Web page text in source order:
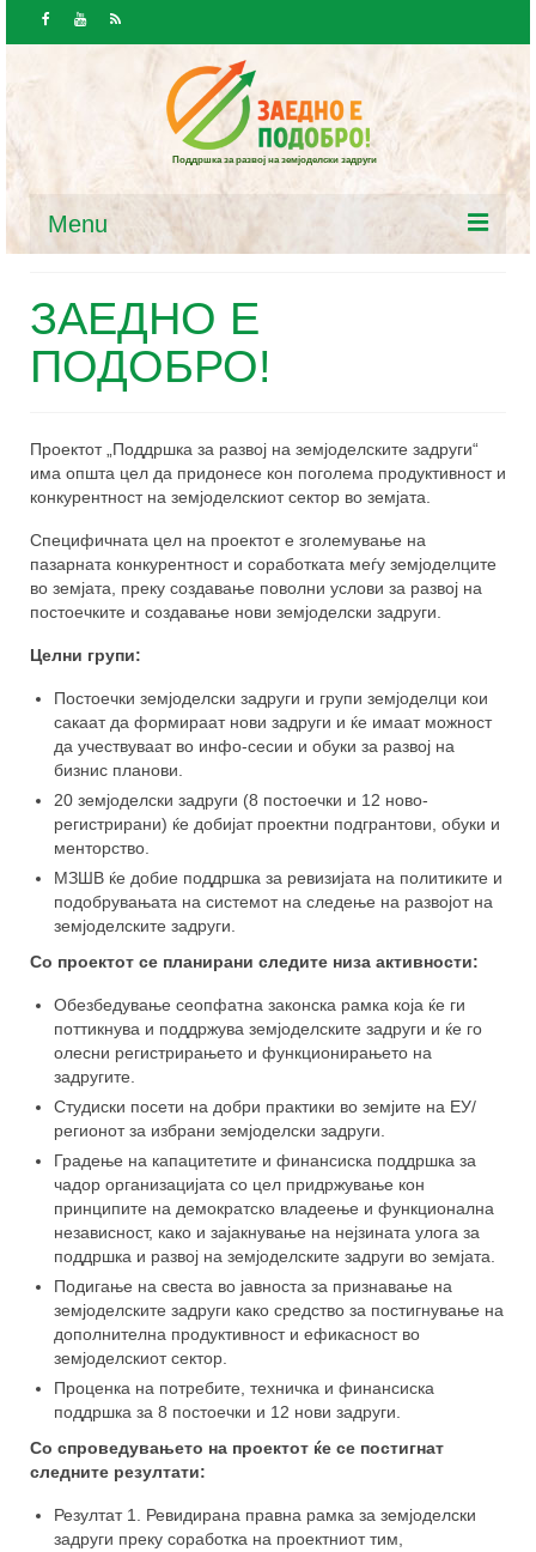
Поддршка за развој на земјоделски задруги
Menu
Вести и јавност
Вести
Ресурси
Закони и програми
Задружни принципи
Зошто ЗЗ?
Настани
За проектот
Заедно е подобро!
Правна рамка за земјоделски задруги
Зајакнати капацитети на чадор
организацијата
Зголемување на свеста за придобивки
од задругарство
Техничка и финансиска поддршка за
развој на земјоделски задруги
За спроведувачите
За тимот
Можности за поддршка
Публикации
ЧПП
Контакт
ЗАЕДНО Е
ПОДОБРО!
Проектот „Поддршка за развој на земјоделските задруги“
има општа цел да придонесе кон поголема продуктивност и
конкурентност на земјоделскиот сектор во земјата.
Специфичната цел на проектот е зголемување на
пазарната конкурентност и соработката меѓу земјоделците
во земјата, преку создавање поволни услови за развој на
постоечките и создавање нови земјоделски задруги.
Целни групи:
Постоечки земјоделски задруги и групи земјоделци кои
сакаат да формираат нови задруги и ќе имаат можност
да учествуваат во инфо-сесии и обуки за развој на
бизнис планови.
20 земјоделски задруги (8 постоечки и 12 ново-
регистрирани) ќе добијат проектни подгрантови, обуки и
менторство.
МЗШВ ќе добие поддршка за ревизијата на политиките и
подобрувањата на системот на следење на развојот на
земјоделските задруги.
Со проектот се планирани следите низа активности:
Обезбедување сеопфатна законска рамка која ќе ги
поттикнува и поддржува земјоделските задруги и ќе го
олесни регистрирањето и функционирањето на
задругите.
Студиски посети на добри практики во земјите на ЕУ/
регионот за избрани земјоделски задруги.
Градење на капацитетите и финансиска поддршка за
чадор организацијата со цел придржување кон
принципите на демократско владеење и функционална
независност, како и зајакнување на нејзината улога за
поддршка и развој на земјоделските задруги во земјата.
Подигање на свеста во јавноста за признавање на
земјоделските задруги како средство за постигнување на
дополнителна продуктивност и ефикасност во
земјоделскиот сектор.
Проценка на потребите, техничка и финансиска
поддршка за 8 постоечки и 12 нови задруги.
Со спроведувањето на проектот ќе се постигнат
следните резултати:
Резултат 1. Ревидирана правна рамка за земјоделски
задруги преку соработка на проектниот тим,